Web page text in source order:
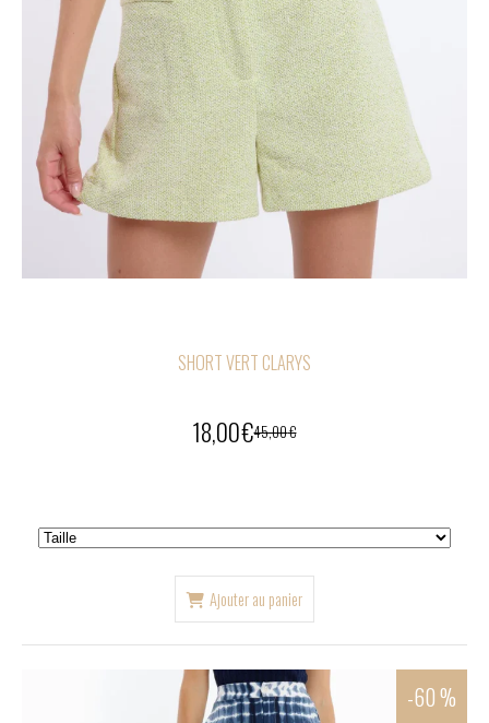
SHORT VERT CLARYS
18,00€45,00€
Ajouter au panier
-60 %